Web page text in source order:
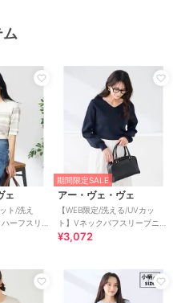
地/
/UVカット加工/
・Uネック
ル/
レギュラー
地/ 半袖
･13号以上あり/
/UVカット加工/
・Uネック
ビジ
ル / レギュラー
ム
ェ
ト/洗え
ーフスリ
ニット
期間限定SALE
アー・ヴェ・ヴェ
【WEB限定/洗える/UVカッ
ト】Vネックパフスリーブニッ
ト
¥3,072